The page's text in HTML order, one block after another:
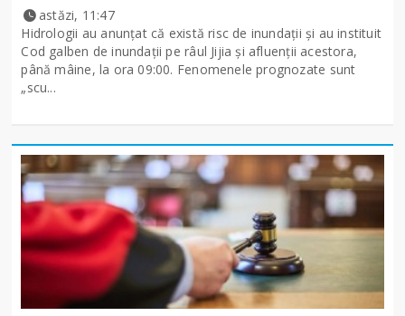
astăzi, 11:47
Hidrologii au anunțat că există risc de inundații și au instituit
Cod galben de inundații pe râul Jijia și afluenții acestora,
până mâine, la ora 09:00. Fenomenele prognozate sunt
„scu...